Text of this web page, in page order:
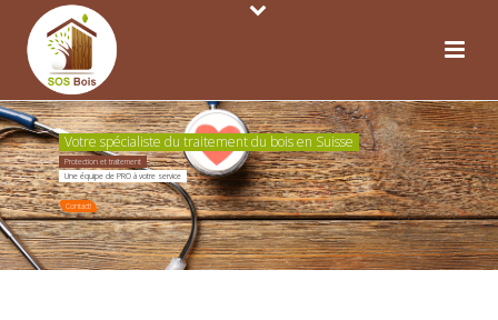
Votre spécialiste du traitement du bois en Suisse
Protection et traitement
Une équipe de PRO à votre service
Contact!